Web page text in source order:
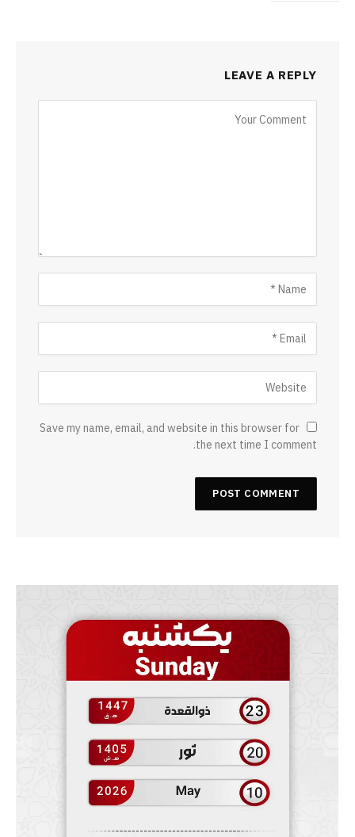
LEAVE A REPLY
Save my name, email, and website in this browser for
the next time I comment.